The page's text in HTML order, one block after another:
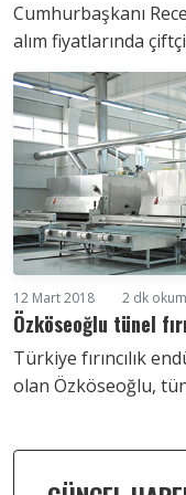
Cumhurbaşkanı
alım fiyatlarında
12 Mart 2018 2 dk
Özköseoğlu tünel
Türkiye fırıncılık
olan Özköseoğlu,